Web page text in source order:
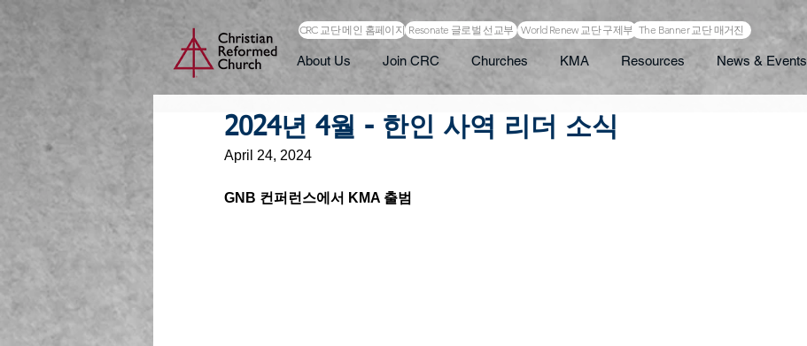
About Us Join CRC Churches KMA Resources News & Events
CRC 교단 메인 홈페이지 Resonate 글로벌 선교부 World Renew 교단 구제부 The Banner 교단 매거진
2024년 4월 - 한인 사역 리더 소식
April 24, 2024
GNB 컨퍼런스에서 KMA 출범